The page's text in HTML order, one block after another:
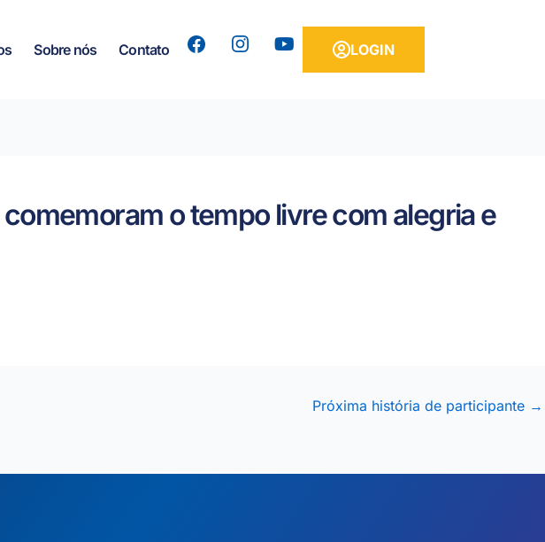
Sobre nós Contato
Y
o
LOGIN
o tempo livre com alegria e
Próxima história de participante →